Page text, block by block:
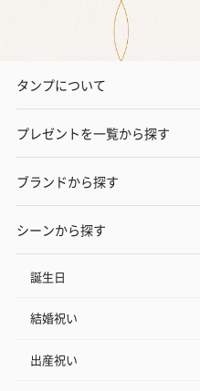
タンプについて
プレゼントを一覧から探す
ブランドから探す
シーンから探す
誕生日
結婚祝い
出産祝い